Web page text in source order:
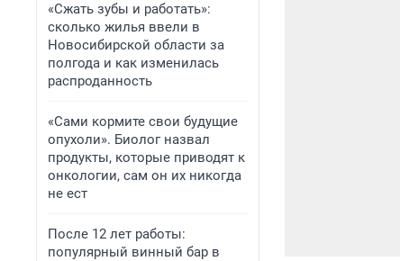
«Сжать зубы и работать»:
сколько жилья ввели в
Новосибирской области за
полгода и как изменилась
распроданность
«Сами кормите свои будущие
опухоли». Биолог назвал
продукты, которые приводят к
онкологии, сам он их никогда
не ест
После 12 лет работы:
популярный винный бар в